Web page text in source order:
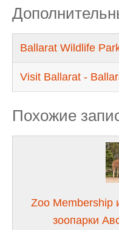
Ballarat Wildlife
Visit Ballarat -
Похожие
Zoo Membership
зоопарки